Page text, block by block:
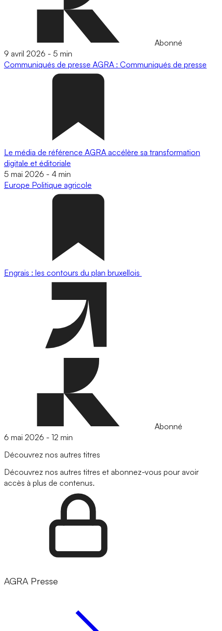
Abonné
9 avril 2026 - 5 min
Communiqués de presse AGRA : Communiqués de presse
Le média de référence AGRA accélère sa transformation
digitale et éditoriale
5 mai 2026 - 4 min
Europe Politique agricole
Engrais : les contours du plan bruxellois
Abonné
6 mai 2026 - 12 min
Découvrez nos autres titres
Découvrez nos autres titres et abonnez-vous pour avoir
accès à plus de contenus.
AGRA Presse